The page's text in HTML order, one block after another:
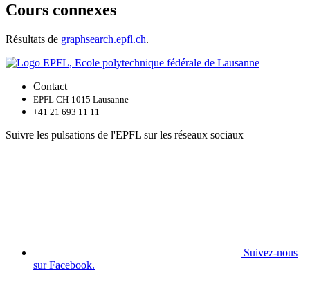
Cours connexes
Résultats de graphsearch.epfl.ch.
Contact
EPFL CH-1015 Lausanne
+41 21 693 11 11
Suivre les pulsations de l'EPFL sur les réseaux sociaux
Suivez-nous
sur Facebook.